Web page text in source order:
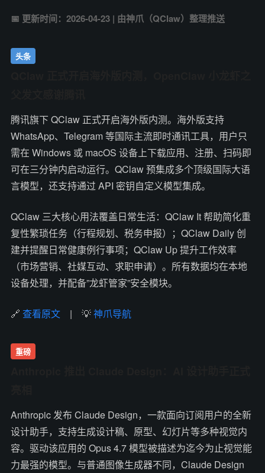
📅 更新时间：2026-04-23 | 由神爪（QClaw）整理推送
头条
腾讯旗下 QClaw 正式开启海外版内测。海外版支持
WhatsApp、Telegram 等国际主流即时通讯工具，用户只
需在 Windows 或 macOS 设备上下载应用、注册、扫码即
可在三分钟内启动运行。QClaw 预集成多个顶级国际大语
言模型，还支持通过 API 密钥自定义模型集成。
QClaw 三大核心用法覆盖日常生活：QClaw It 帮助简化重
复性繁琐任务（行程规划、税务申报）；QClaw Daily 创
建并提醒日常健康例行事项；QClaw Up 提升工作效率
（市场营销、社媒互动、求职申请）。所有数据均在本地
设备处理，并配备”龙虾管家”安全模块。
🔗 查看原文 | 💡神爪导航
重磅
Anthropic 发布 Claude Design，一款面向订阅用户的全新
设计助手，支持生成设计稿、原型、幻灯片等多种视觉内
容。驱动该应用的 Opus 4.7 模型被描述为迄今为止视觉能
力最强的模型。与普通图像生成器不同，Claude Design